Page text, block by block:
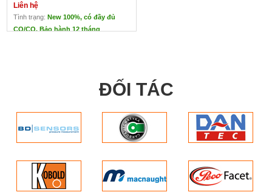
Liên hệ
Tình trạng: New 100%, có đầy đủ
CO/CQ. Bảo hành 12 tháng
Cảm biến đo chênh lệch áp SC-RC
Hệ thống cảm biến chênh lệch áp
suất chênh lệch trong mỏ hầm lò và
Khí metan và bụi than trong vùng có
Có 3 loại tín hiệu:
tín hiệu điện áp 0.4 – 2V hoặc 1 – 5V
tín hiệu mã hoá tần số 5 – 12kHz
ĐỐI TÁC